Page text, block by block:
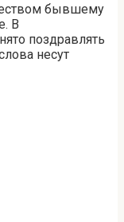
бывшему
В
поздравлять
несут